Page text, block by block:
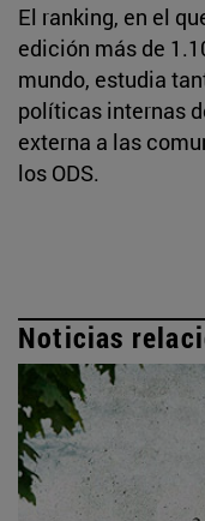
El ranking, en el
edición más de
mundo, estudia
políticas internas
externa a las
los ODS.
Noticias